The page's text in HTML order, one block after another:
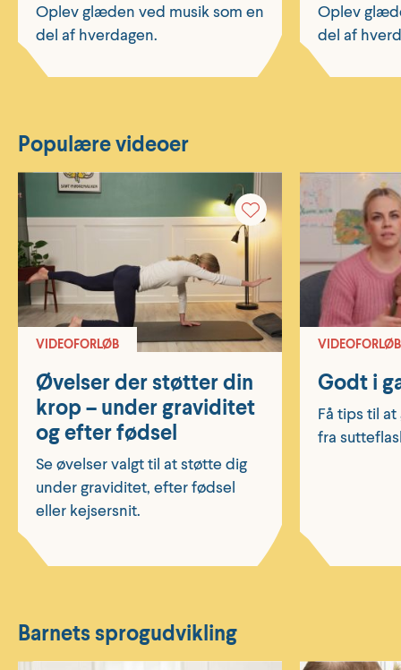
Oplev glæden ved musik som en
del af hverdagen.
Oplev
del af
Populære videoer
Øvelser der støtter din
krop – under graviditet
og efter fødsel
VIDEOFORLØB
Se øvelser valgt til at støtte dig
under graviditet, efter fødsel
eller kejsersnit.
Godt i
VIDEOFORLØB
Få tips til
fra
Barnets sprogudvikling